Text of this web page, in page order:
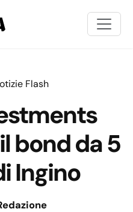
Flash
bond da 5
Ingino